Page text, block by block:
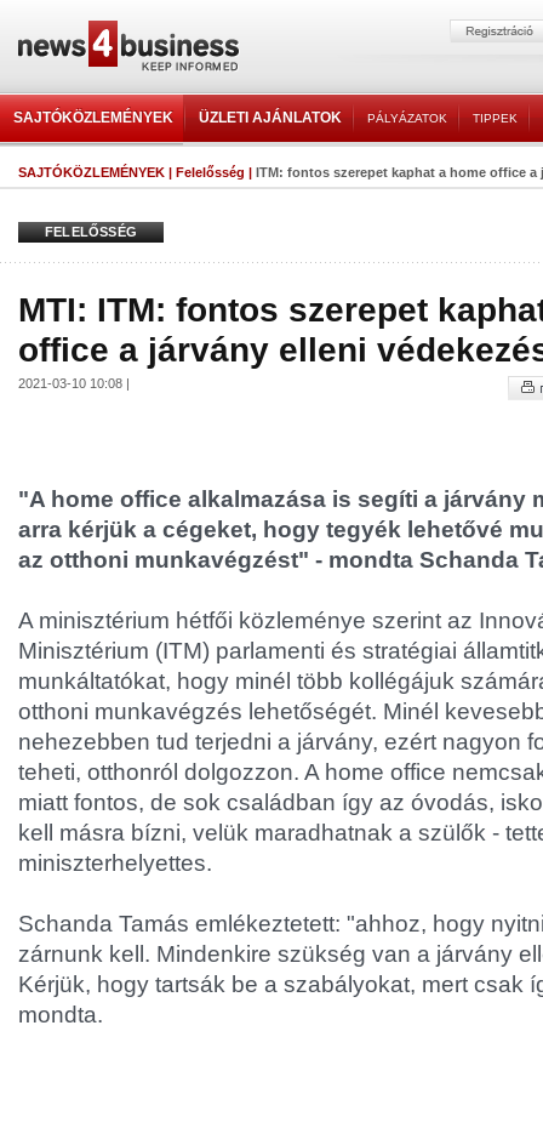
SAJTÓKÖZLEMÉNYEK ÜZLETI AJÁNLATOK PÁLYÁZATOK TIPPEK
SAJTÓKÖZLEMÉNYEK | Felelősség | ITM: fontos szerepet kaphat a home office a
FELELŐSSÉG
MTI: ITM: fontos szerepet
office a járvány elleni
2021-03-10 10:08 |
"A home office alkalmazása is segíti a járvány
arra kérjük a cégeket, hogy tegyék lehetővé
az otthoni munkavégzést" - mondta Schanda
A minisztérium hétfői közleménye szerint az
Minisztérium (ITM) parlamenti és stratégiai
munkáltatókat, hogy minél több kollégájuk
otthoni munkavégzés lehetőségét. Minél
nehezebben tud terjedni a járvány, ezért nagyon
teheti, otthonról dolgozzon. A home office
miatt fontos, de sok családban így az óvodás,
kell másra bízni, velük maradhatnak a szülők -
miniszterhelyettes.
Schanda Tamás emlékeztetett: "ahhoz, hogy
zárnunk kell. Mindenkire szükség van a járvány
Kérjük, hogy tartsák be a szabályokat, mert csak
mondta.